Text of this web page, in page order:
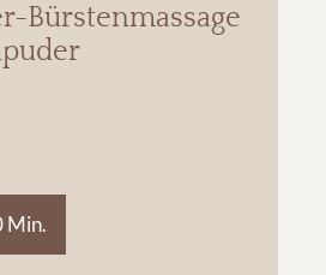
Bürstenmassage
Min.